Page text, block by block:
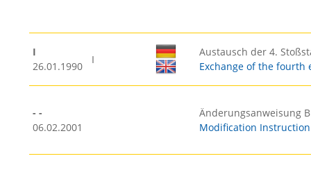
I
26.01.1990
I
Austausch der 4.
Exchange of the
- -
06.02.2001
Änderungsanweisung
Modification